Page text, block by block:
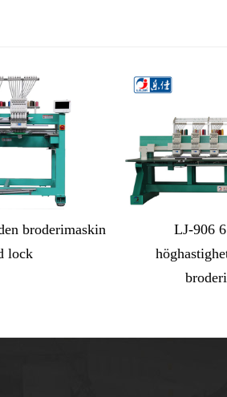
broderimaskin
lock
LJ-906